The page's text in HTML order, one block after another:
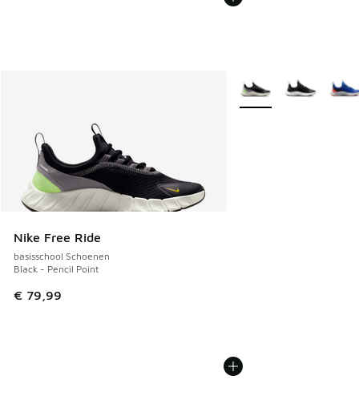
Nike Free Ride
basisschool Schoenen
Black - Pencil Point
€ 79,99
Meer kleuren